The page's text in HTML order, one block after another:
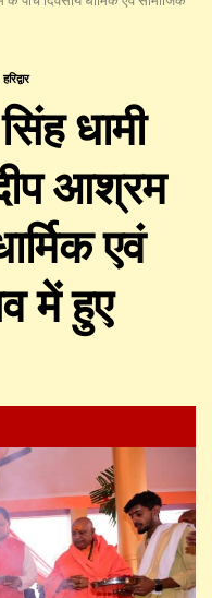
हरिद्वार
धामी
आश्रम
एवं
में हुए